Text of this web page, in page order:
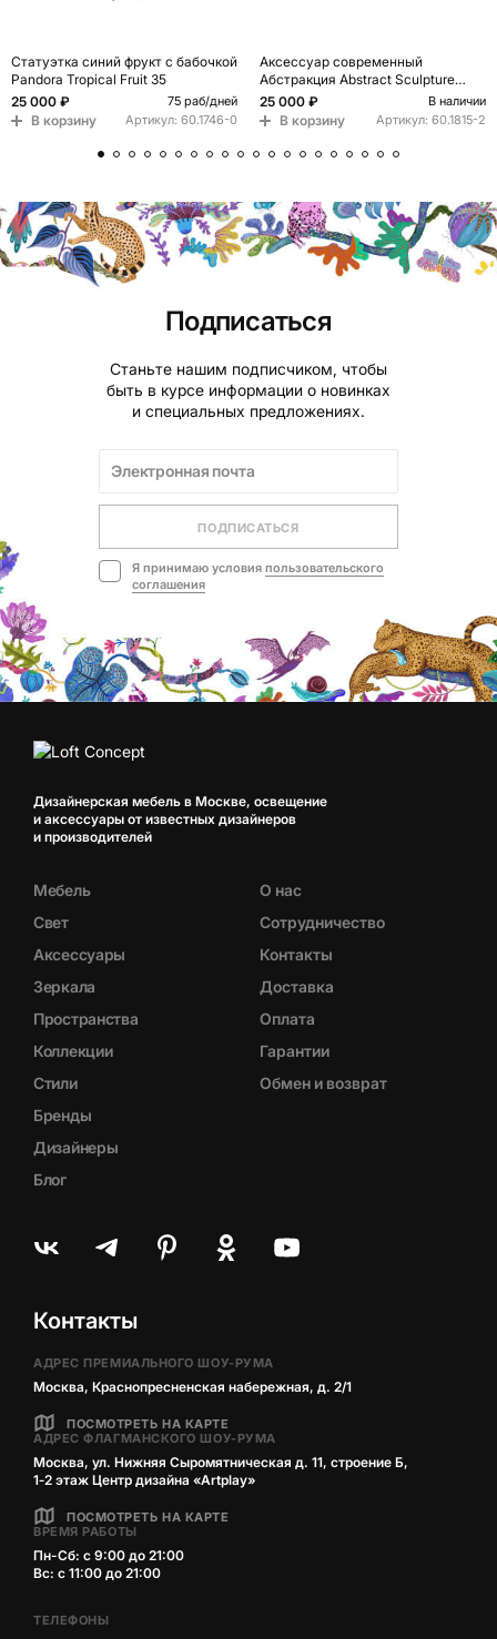
Статуэтка синий фрукт с бабочкой
Pandora Tropical Fruit 35
25 000 ₽
75 раб/дней
В корзину Артикул: 60.1746-0
Аксессуар современный
Абстракция Abstract Sculpture
Brass
25 000 ₽ В наличии
В корзину Артикул: 60.1815-2
Подписаться
Станьте нашим подписчиком, чтобы
быть в курсе информации о новинках
и специальных предложениях.
ПОДПИСАТЬСЯ
Я принимаю условия пользовательского
соглашения
Дизайнерская мебель в Москве, освещение
и аксессуары от известных дизайнеров
и производителей
Мебель
Свет
Аксессуары
Зеркала
Пространства
Коллекции
Стили
Бренды
Дизайнеры
Блог
О нас
Сотрудничество
Контакты
Доставка
Оплата
Гарантии
Обмен и возврат
Контакты
АДРЕС ПРЕМИАЛЬНОГО ШОУ-РУМА
Москва, Краснопресненская набережная, д. 2/1
ПОСМОТРЕТЬ НА КАРТЕ
АДРЕС ФЛАГМАНСКОГО ШОУ-РУМА
Москва, ул. Нижняя Сыромятническая д. 11, строение Б,
1‑2 этаж Центр дизайна «Artplay»
ПОСМОТРЕТЬ НА КАРТЕ
ВРЕМЯ РАБОТЫ
Пн-Сб: с 9:00 до 21:00
Вс: с 11:00 до 21:00
ТЕЛЕФОНЫ